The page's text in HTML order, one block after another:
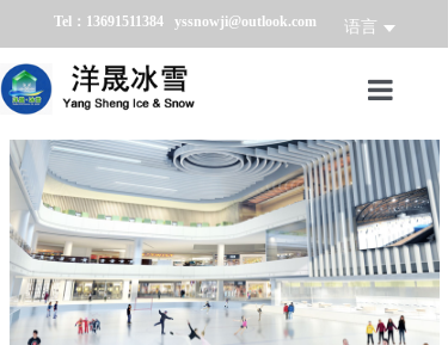
Tel：13691511384 yssnowji@outlook.com 语言
首页
冰雪产品
冰雪业务
冰雪案例